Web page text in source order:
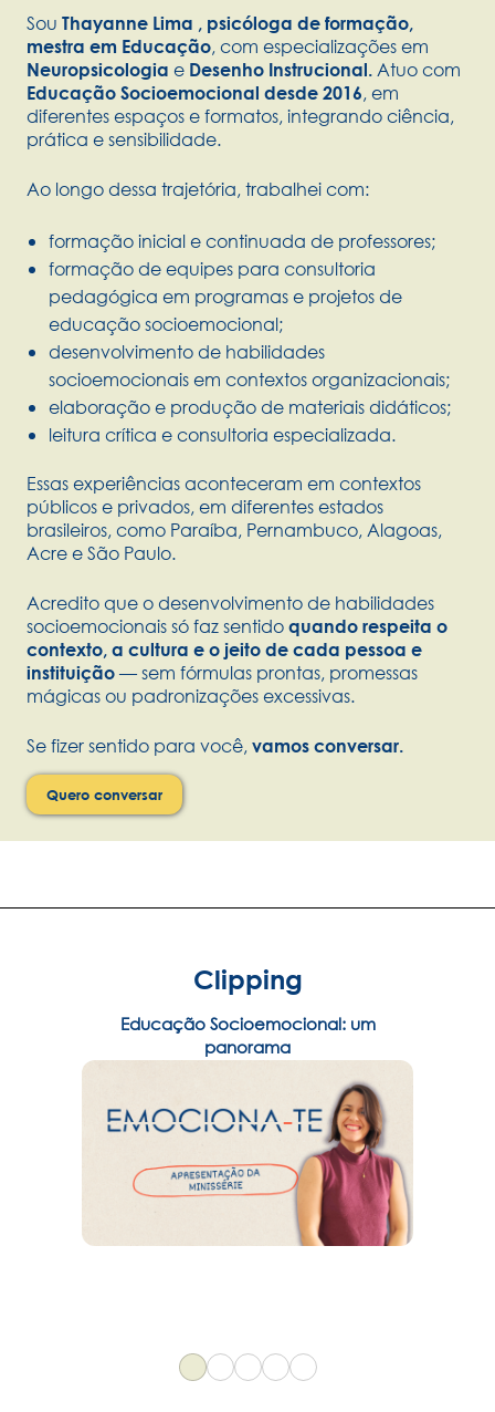
Sou Thayanne Lima , psicóloga de formação,
mestra em Educação, com especializações em
Neuropsicologia e Desenho Instrucional. Atuo com
Educação Socioemocional desde 2016, em
diferentes espaços e formatos, integrando ciência,
prática e sensibilidade.
Ao longo dessa trajetória, trabalhei com:
formação inicial e continuada de professores;
formação de equipes para consultoria
pedagógica em programas e projetos de
educação socioemocional;
desenvolvimento de habilidades
socioemocionais em contextos organizacionais;
elaboração e produção de materiais didáticos;
leitura crítica e consultoria especializada.
Essas experiências aconteceram em contextos
públicos e privados, em diferentes estados
brasileiros, como Paraíba, Pernambuco, Alagoas,
Acre e São Paulo.
Acredito que o desenvolvimento de habilidades
socioemocionais só faz sentido quando respeita o
contexto, a cultura e o jeito de cada pessoa e
instituição — sem fórmulas prontas, promessas
mágicas ou padronizações excessivas.
Se fizer sentido para você, vamos conversar.
Quero conversar
Clipping
Educação Socioemocional: um
panorama